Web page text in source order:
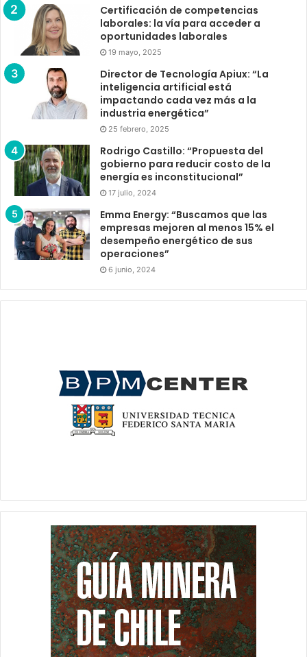
Certificación de competencias
laborales: la vía para acceder a
oportunidades laborales
19 mayo, 2025
Director de Tecnología Apiux: “La
inteligencia artificial está
impactando cada vez más a la
industria energética”
25 febrero, 2025
Rodrigo Castillo: “Propuesta del
gobierno para reducir costo de la
energía es inconstitucional”
17 julio, 2024
Emma Energy: “Buscamos que las
empresas mejoren al menos 15% el
desempeño energético de sus
operaciones”
6 junio, 2024